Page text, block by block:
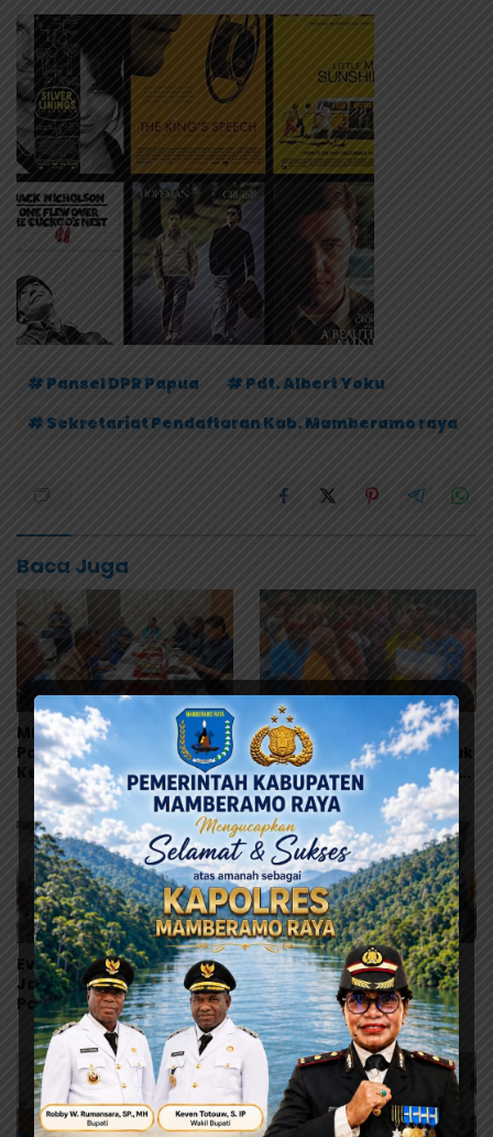
# Pansel DPR Papua
# Pdt. Albert Yoku
# Sekretariat Pendaftaran Kab. Mamberamo raya
Baca Juga
MRP Tegaskan Dukungan
Papua Utara: “Ini Soal
Keadilan bagi Saireri”
Warisan Leluhur Pulang
ke Papua, Ribuan Artefak
dari Amerika Diserahkan
ke Museum Uncen
Evaluasi Total MBG di
Jayapura, Pemerintah
Pastikan Keamanan dan
Kualitas Makanan
Tonny Tesar Serap
Aspirasi MRP, Lanjutkan
Perjuangan Matius
Awaitouw, Kawal
Perlindungan RUU
Masyarakat Adat